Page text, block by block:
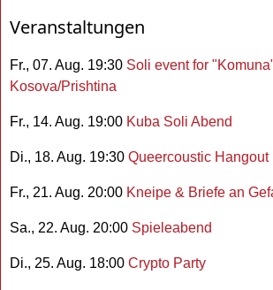
Veranstaltungen
Fr., 07. Aug. 19:30 Soli event for
Kosova/Prishtina
Fr., 14. Aug. 19:00 Kuba Soli Abend
Di., 18. Aug. 19:30 Queercoustic Hangout
Fr., 21. Aug. 20:00 Kneipe & Briefe an
Sa., 22. Aug. 20:00 Spieleabend
Di., 25. Aug. 18:00 Crypto Party